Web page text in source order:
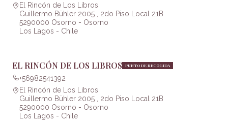
El Rincón de Los Libros
Guillermo Bühler 2005 , 2do Piso Local 21B
5290000 Osorno - Osorno
Los Lagos - Chile
EL RINCÓN DE LOS LIBROS PUNTO DE RECOGIDA
+56982541392
El Rincón de Los Libros
Guillermo Bühler 2005 , 2do Piso Local 21B
5290000 Osorno - Osorno
Los Lagos - Chile